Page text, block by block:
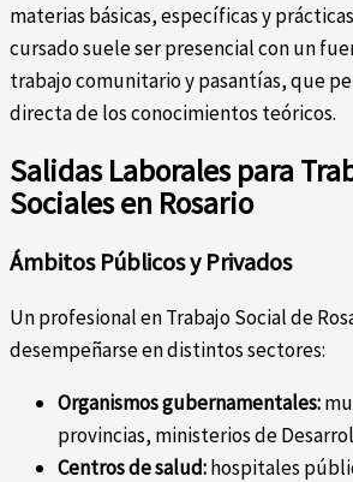
materias básicas, específicas y
cursado suele ser presencial con un
trabajo comunitario y pasantías, que
directa de los conocimientos teóricos.
Salidas Laborales para
Sociales en Rosario
Ámbitos Públicos y Privados
Un profesional en Trabajo Social de
desempeñarse en distintos sectores:
Organismos gubernamentales:
provincias, ministerios de
Centros de salud:hospitales